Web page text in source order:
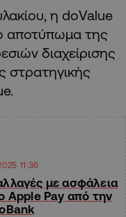
η doValue
αποτύπωμα της
διαχείρισης
στρατηγικής
11:36
με ασφάλεια
Apple Pay από την